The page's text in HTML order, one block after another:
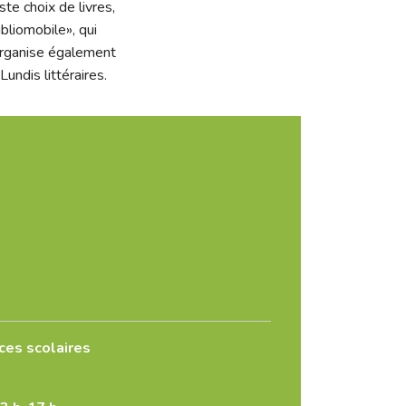
choix de livres,
qui
également
littéraires.
scolaires